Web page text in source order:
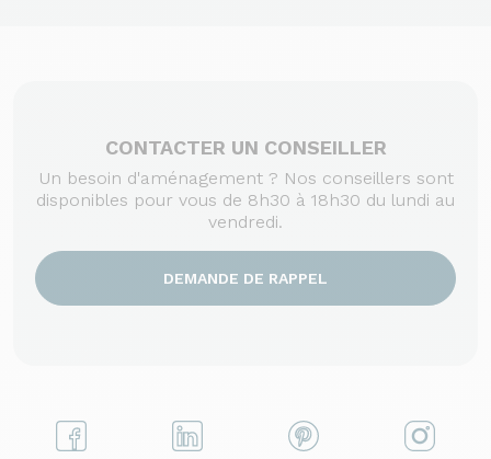
CONTACTER UN CONSEILLER
Un besoin d'aménagement ? Nos conseillers sont
disponibles pour vous de 8h30 à 18h30 du lundi au
vendredi.
DEMANDE DE RAPPEL